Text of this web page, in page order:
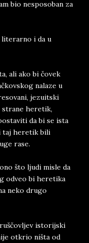
bio nesposoban za
literarno i da u
ali ako bi čovek
nalaze u
jezuitski
strane heretik,
da bi se ista
taj heretik bili
rase.
što ljudi misle da
odveo bi heretika
neko drugo
istorijski
otkrio ništa od